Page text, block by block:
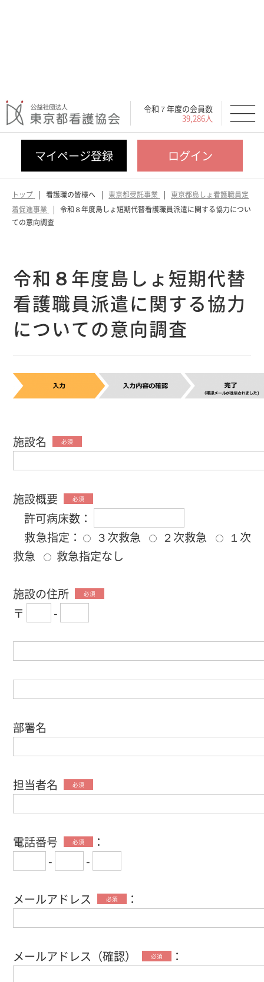
令和７年度の会員数
39,286人
マイページ登録 ログイン
トップ 看護職の皆様へ 東京都受託事業
東京都島しょ看護職員定
着促進事業
令和８年度島しょ短期代替看護職員派遣に関する協力につい
ての意向調査
令和８年度島しょ短期代替
看護職員派遣に関する協力
についての意向調査
施設名 必須
施設概要 必須
許可病床数：
救急指定：
３次救急 ２次救急
１次
救急
救急指定なし
施設の住所 必須
〒 -
部署名
担当者名 必須
電話番号 必須
：
-
-
メールアドレス 必須 ：
メールアドレス（確認） 必須 ：